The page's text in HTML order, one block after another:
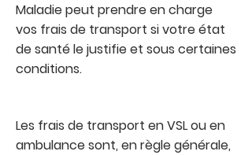
Maladie peut prendre en charge
vos frais de transport si votre état
de santé le justifie et sous certaines
conditions.
Les frais de transport en VSL ou en
ambulance sont, en règle générale,